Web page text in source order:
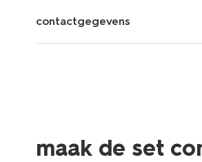
contactgegevens
maak de set